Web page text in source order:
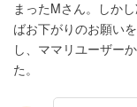
まったMさん。しか
ばお下がりのお願い
し、ママリユーザー
た。